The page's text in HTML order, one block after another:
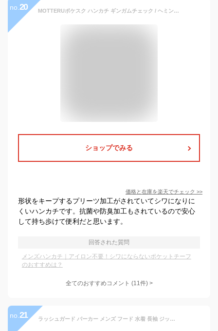
no. 20 MOTTERUポケスク ハンカチ ギンガムチェック / ヘミングプリーツ加工 抗菌 防臭 吸水 速乾 形状 VOLTEX ボルテックス しわになりにくい 軽量 シンプル ビジネス 男女兼用 モッテル ポケットスクエア 無地 父の日 ランキング入賞
ショップでみる
価格と在庫を楽天でチェック >>
形状をキープするプリーツ加工がされていてシワになりに
くいハンカチです。抗菌や防臭加工もされているので安心
して持ち歩けて便利だと思います。
回答された質問
メンズハンカチ｜アイロン不要！シワにならないポケットチーフ
のおすすめは？
全てのおすすめコメント (11件) >
no. 21 ラッシュガード パーカー メンズ フード 水着 長袖 ジップ 冷感 水陸両用 UVパーカー 大きいサイズ 体型カバー UVカット 黒 おしゃれ ネイビー アーミー ブラック グレー ホワイト S~4XL PONTAPES PR-4200《MENR》 《☆》